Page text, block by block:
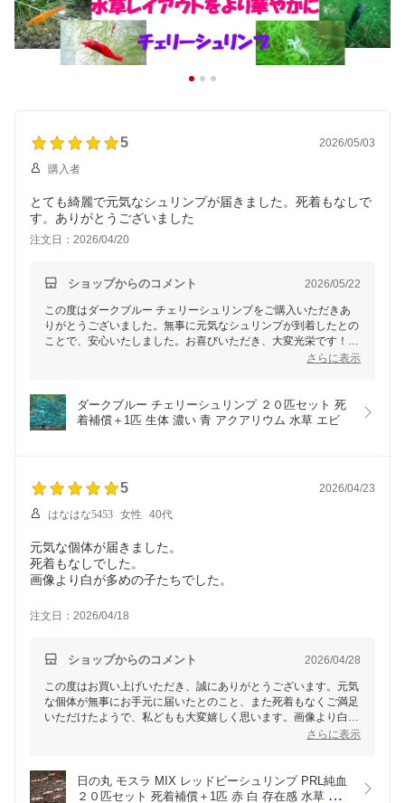
5 2026/05/03
購入者
とても綺麗で元気なシュリンプが届きました。死着もなしで
す。ありがとうございました
注文日：2026/04/20
ショップからのコメント 2026/05/22
この度はダークブルー チェリーシュリンプをご購入いただきあ
りがとうございました。無事に元気なシュリンプが到着したとの
ことで、安心いたしました。お喜びいただき、大変光栄です！今
後も安心してご購入いただけるよう、丁寧な管理と梱包を心掛け
さらに表示
ダークブルー チェリーシュリンプ ２０匹セット 死
着補償＋1匹 生体 濃い 青 アクアリウム 水草 エビ
5 2026/04/23
はなはな5453 女性 40代
元気な個体が届きました。
死着もなしでした。
画像より白が多めの子たちでした。
注文日：2026/04/18
ショップからのコメント 2026/04/28
この度はお買い上げいただき、誠にありがとうございます。元気
な個体が無事にお手元に届いたとのこと、また死着もなくご満足
いただけたようで、私どもも大変嬉しく思います。画像より白が
多めというご感想についても、貴重なフィードバックをありがと
を心よりお待ちしております！
さらに表示
日の丸 モスラ MIX レッドビーシュリンプ PRL純血
２０匹セット 死着補償＋1匹 赤 白 存在感 水草 ア